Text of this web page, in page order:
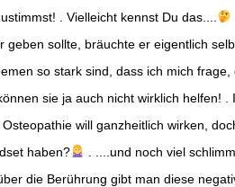
. Vielleicht kennst Du das....
geben sollte, bräuchte er eigentlich
so stark sind, dass ich mich frage,
sie ja auch nicht wirklich helfen!
will ganzheitlich wirken,
haben?
. ....und noch viel
die Berührung gibt man diese